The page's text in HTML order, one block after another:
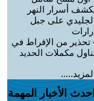
أسرار النهر
على جبل
تحذير من الإفراط في
مكملات الحديد
احدث الأخبار المهمة